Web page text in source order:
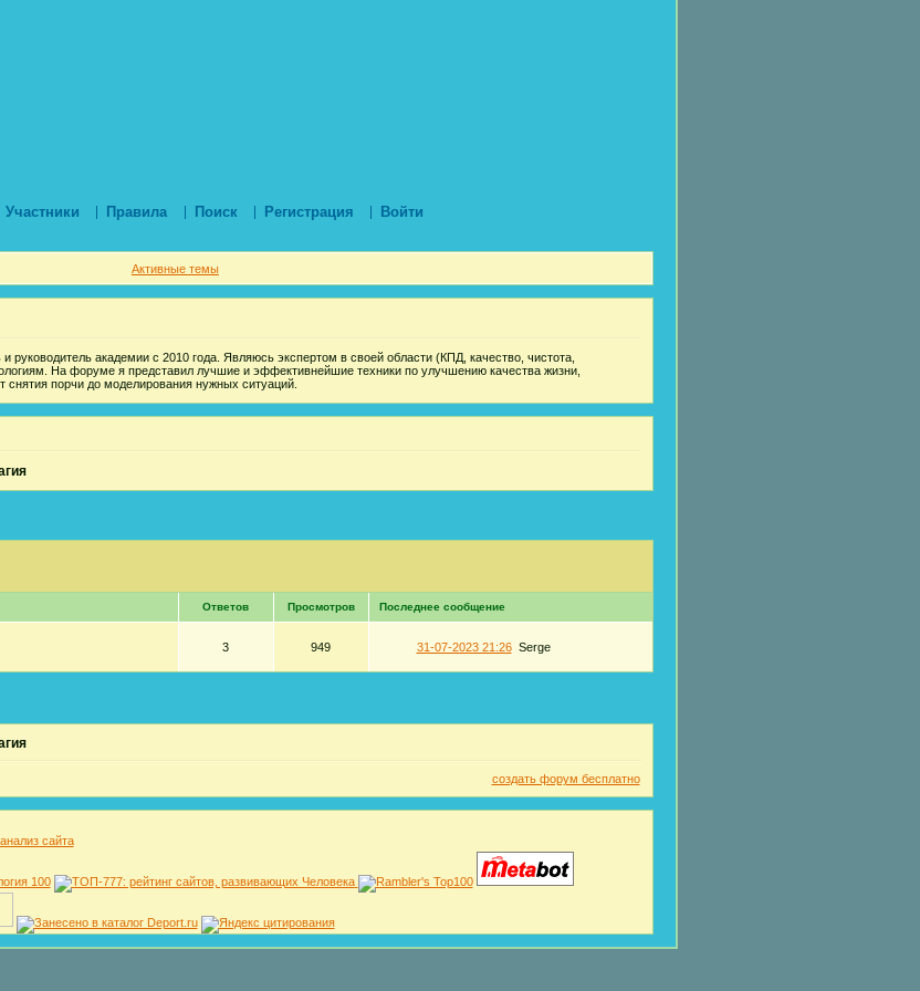
Участники Правила Поиск Регистрация Войти
Активные темы
руководитель академии с 2010 года. Являюсь экспертом в своей области (КПД, качество, чистота,
На форуме я представил лучшие и эффективнейшие техники по улучшению качества жизни,
снятия порчи до моделирования нужных ситуаций.
Ответов Просмотров Последнее сообщение
3 949 31-07-2023 21:26 Serge
создать форум бесплатно